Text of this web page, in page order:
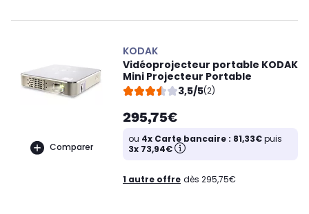
Comparer
KODAK
Vidéoprojecteur portable KODAK
Mini Projecteur Portable
3,5/5(2)
295,75€
ou 4x Carte bancaire : 81,33€puis
3x 73,94€
1 autre offre dès 295,75€